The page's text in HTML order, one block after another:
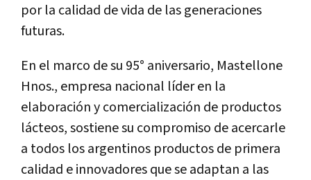
por la calidad de vida de las generaciones
futuras.
En el marco de su 95° aniversario, Mastellone
Hnos., empresa nacional líder en la
elaboración y comercialización de productos
lácteos, sostiene su compromiso de acercarle
a todos los argentinos productos de primera
calidad e innovadores que se adaptan a las